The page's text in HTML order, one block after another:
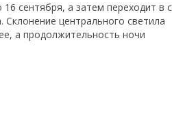
сентября, а затем переходит в
центрального светила
а продолжительность ночи